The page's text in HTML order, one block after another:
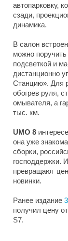
автопарковку,
сзади,
динамика.
В салон
можно
подсветкой и
дистанционно
Станцию». Для
обогрев руля,
омывателя, а
тыс. км.
UMO 8
она уже
сборки,
господдержки.
превращают
новинки.
Ранее издание
получил цену
S7.